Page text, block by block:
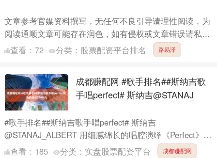
文章参考官媒资料撰写，无任何不良引导请理性阅读，为
阅读通顺文章可能存在润色，如有侵权或文章错误请私信
指出！【文章参考信源已放在文章结尾】编辑丨LXQ 前言
查看： 72 分类： 股票配资平台排名 路易泽
成都赚配网 #歌手排名##斯纳吉歌
手唱perfect# 斯纳吉@STANAJ
#歌手排名##斯纳吉歌手唱perfect# 斯纳吉
@STANAJ_ALBERT 用细腻绵长的唱腔演绎《Perfect》，
将婚礼般真挚浪漫的期许融进曲调，把一心一....
查看： 185 分类： 实盘股票配资平台 成都赚配网